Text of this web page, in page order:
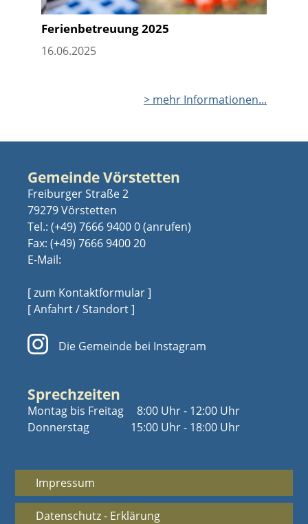
Ferienbetreuung 2025
16.06.2025
> mehr Informationen...
Gemeinde Vörstetten
Freiburger Straße 2
79279 Vörstetten
Tel.: (+49) 7666 9400 0
Fax: (+49) 7666 9400 20
E-Mail:
[ zum Kontaktformular ]
[ Anfahrt / Standort ]
Die Gemeinde bei Instagram
Sprechzeiten
Montag bis Freitag
Donnerstag
8:00 Uhr - 12:00 Uhr
15:00 Uhr - 18:00 Uhr
Impressum
Datenschutz - Erklärung